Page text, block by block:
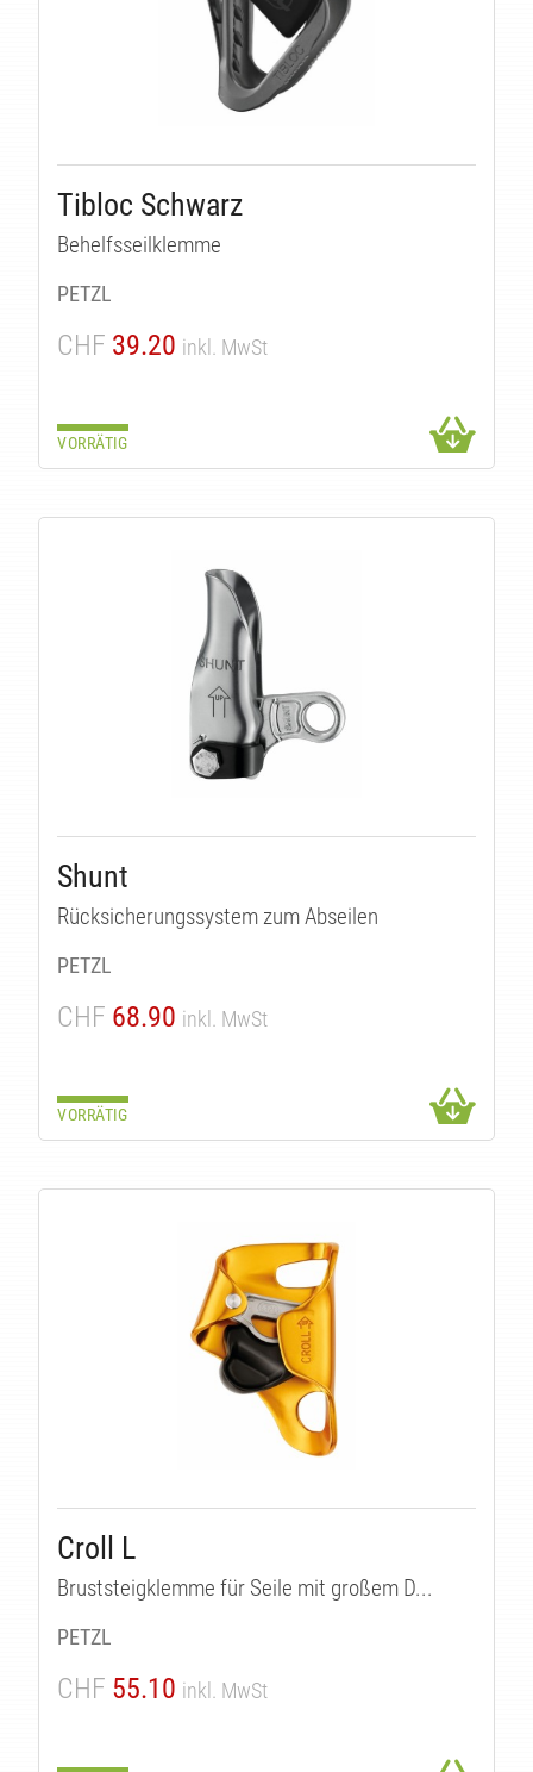
Tibloc Schwarz
Behelfsseilklemme
PETZL
CHF 39.20 inkl. MwSt
VORRÄTIG
Shunt
Rücksicherungssystem zum Abseilen
PETZL
CHF 68.90 inkl. MwSt
VORRÄTIG
Croll L
Bruststeigklemme für Seile mit großem D...
PETZL
CHF 55.10 inkl. MwSt